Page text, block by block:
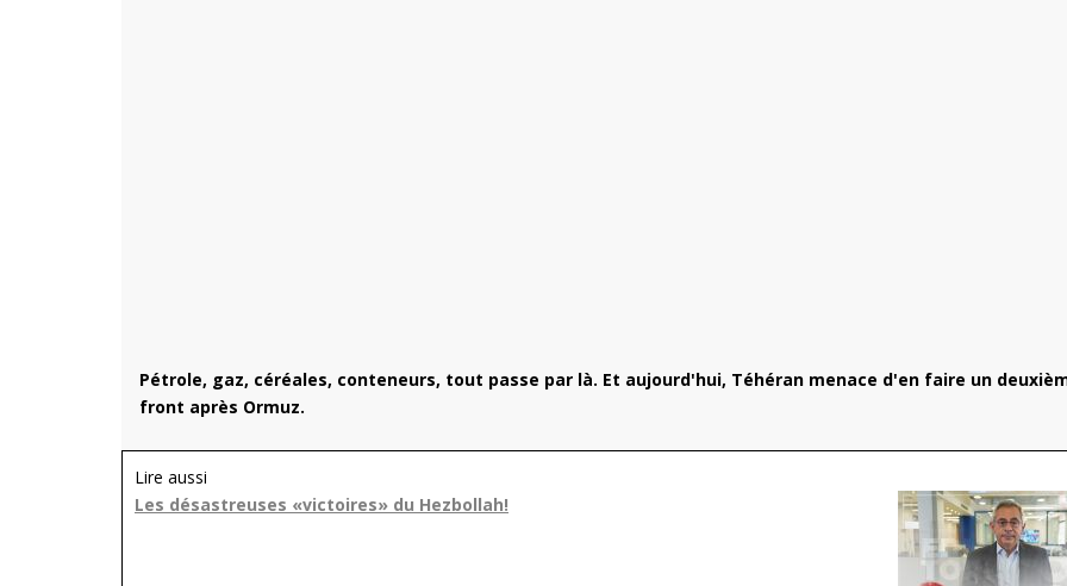
Pétrole, gaz, céréales, conteneurs, tout passe par là. Et aujourd'hui, Téhéran menace d'en faire un
front après Ormuz.
Lire aussi
Les désastreuses «victoires» du Hezbollah!